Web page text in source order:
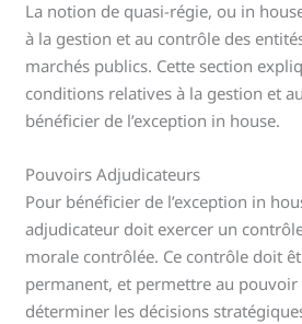
La notion de quasi-régie, ou in
à la gestion et au contrôle des
marchés publics. Cette section
conditions relatives à la gestion et
bénéficier de l’exception in house.
Pouvoirs Adjudicateurs
Pour bénéficier de l’exception in
adjudicateur doit exercer un
morale contrôlée. Ce contrôle doit
permanent, et permettre au
déterminer les décisions